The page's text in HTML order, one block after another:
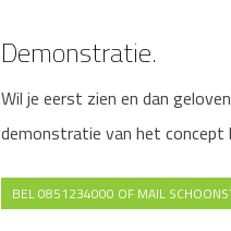
Demonstratie.
Wil je eerst zien en dan
demonstratie van het concept
BEL 0851234000 OF MAIL